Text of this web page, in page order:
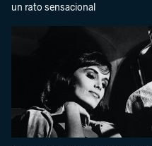
un rato sensacional